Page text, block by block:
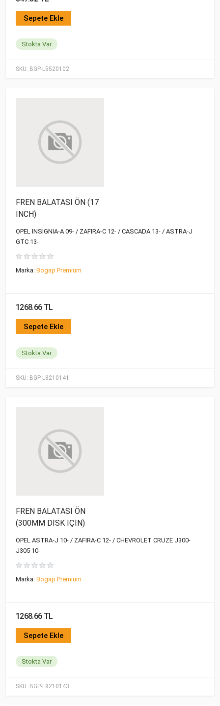
SKU: BGP-L5520102
Sepete Ekle
Stokta Var
SKU: BGP-L8210141
FREN BALATASI ÖN (17
INCH)
OPEL INSIGNIA-A 09- / ZAFIRA-C 12- / CASCADA 13- / ASTRA-J
GTC 13-
Marka: Bogap Premium
1268.66 TL
Sepete Ekle
Stokta Var
SKU: BGP-L8210143
FREN BALATASI ÖN
(300MM DİSK İÇİN)
OPEL ASTRA-J 10- / ZAFIRA-C 12- / CHEVROLET CRUZE J300-
J305 10-
Marka: Bogap Premium
1268.66 TL
Sepete Ekle
Stokta Var